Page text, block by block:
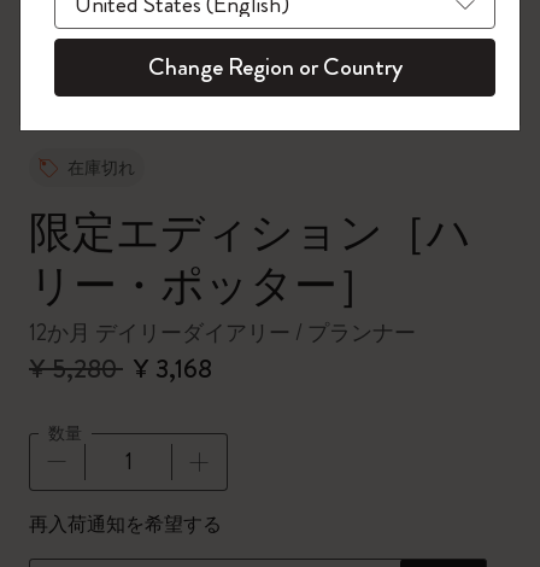
在庫切れ
限定エディション［ハ
リー・ポッター］
12か月 デイリーダイアリー / プランナー
¥ 5,280 ¥ 3,168
数量
数量が1に更新されました
再入荷通知を希望する
今すぐ会員登録 !
Change Region or Country